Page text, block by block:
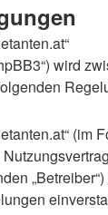
wird
(im